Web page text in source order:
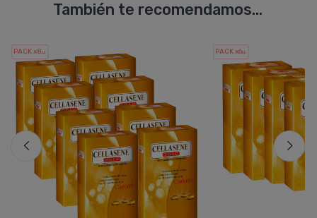
También te recomendamos...
PACK x8u. PACK x6u.